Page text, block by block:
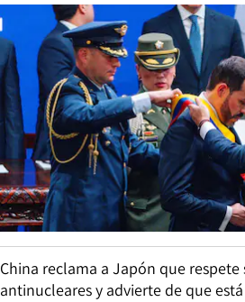
China reclama a Japón que respete
antinucleares y advierte de que